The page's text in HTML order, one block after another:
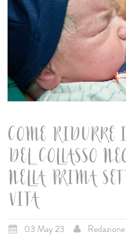
COME RIDURRE
DEL COLLASSO
NELLA PRIMA
VITA
03 May 23 Redazione